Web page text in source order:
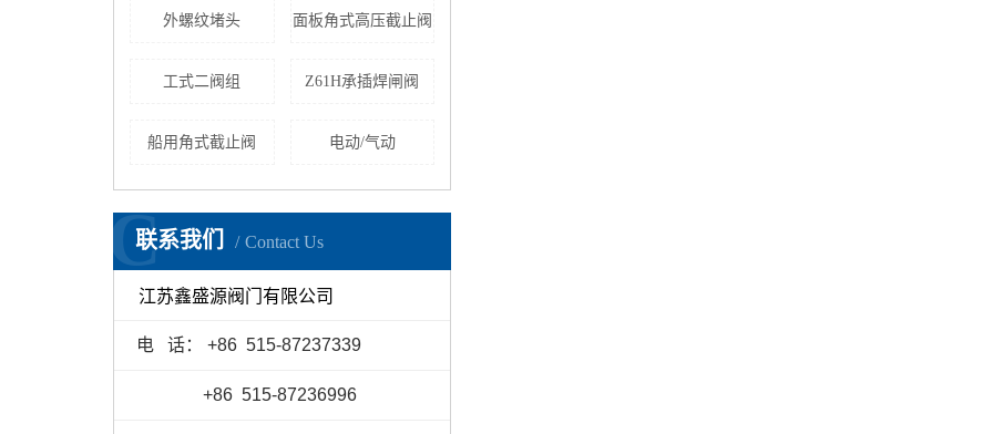
外螺纹堵头 面板角式高压截止阀
工式二阀组 Z61H承插焊闸阀
船用角式截止阀 电动/气动
联系我们 Contact Us
C
江苏鑫盛源阀门有限公司
电 话： +86 515-87237339
+86 515-87236996